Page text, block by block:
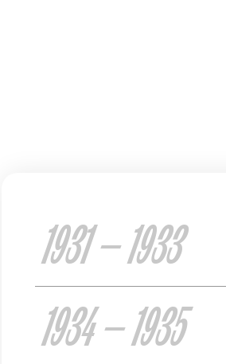
1931 — 1933
1934 — 1935